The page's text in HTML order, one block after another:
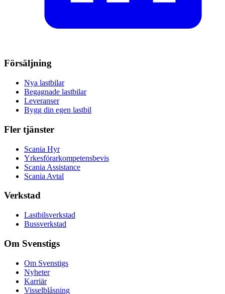
Försäljning
Nya lastbilar
Begagnade lastbilar
Leveranser
Bygg din egen lastbil
Fler tjänster
Scania Hyr
Yrkesförarkompetensbevis
Scania Assistance
Scania Avtal
Verkstad
Lastbilsverkstad
Bussverkstad
Om Svenstigs
Om Svenstigs
Nyheter
Karriär
Visselblåsning